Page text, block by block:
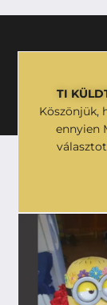
TI
Köszönjük,
ennyien